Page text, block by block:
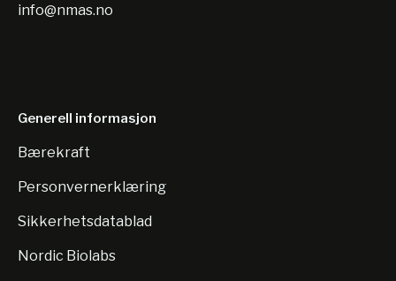
info@nmas.no
Generell informasjon
Bærekraft
Personvernerklæring
Sikkerhetsdatablad
Nordic Biolabs